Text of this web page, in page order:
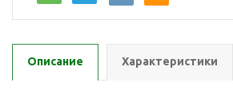
Описание Характеристики